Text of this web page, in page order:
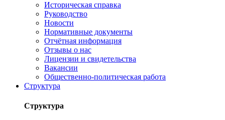
Историческая справка
Руководство
Новости
Нормативные документы
Отчётная информация
Отзывы о нас
Лицензии и свидетельства
Вакансии
Общественно-политическая работа
Структура
Структура